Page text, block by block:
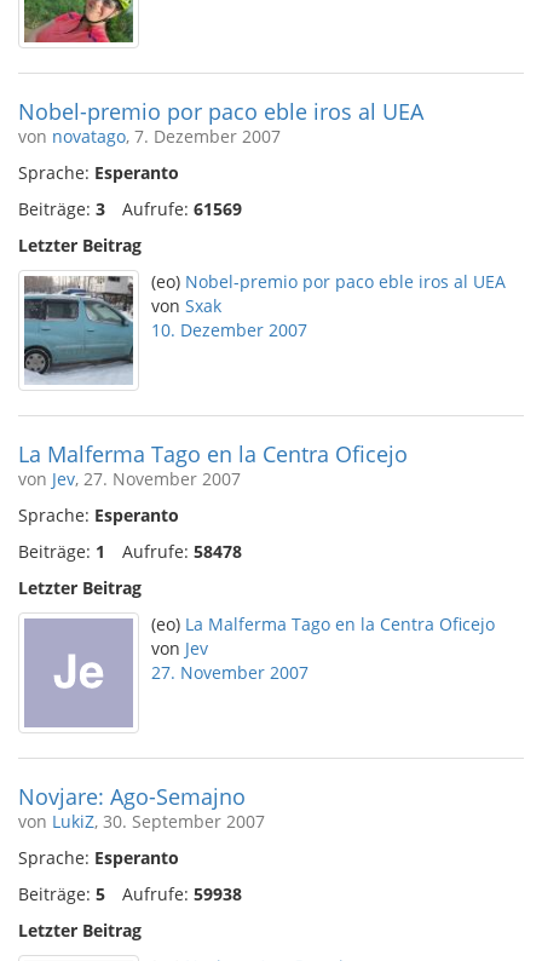
Nobel-premio por paco eble iros al UEA
von novatago, 7. Dezember 2007
Sprache: Esperanto
Beiträge: 3 Aufrufe: 61569
Letzter Beitrag
(eo) Nobel-premio por paco eble iros al UEA
von Sxak
10. Dezember 2007
La Malferma Tago en la Centra Oficejo
von Jev, 27. November 2007
Sprache: Esperanto
Beiträge: 1 Aufrufe: 58478
Letzter Beitrag
(eo) La Malferma Tago en la Centra Oficejo
von Jev
27. November 2007
Novjare: Ago-Semajno
von LukiZ, 30. September 2007
Sprache: Esperanto
Beiträge: 5 Aufrufe: 59938
Letzter Beitrag